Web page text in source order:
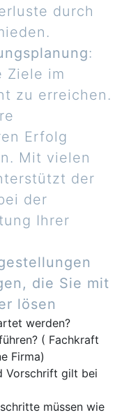
durch
:
Ziele im
zu erreichen.
Erfolg
Mit vielen
der
der
Ihrer
die Sie mit
lösen
werden?
( Fachkraft
Firma)
Vorschrift gilt bei
müssen wie